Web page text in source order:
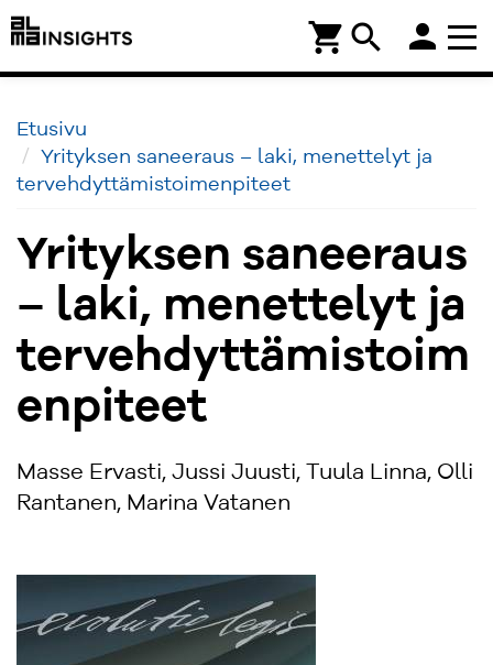
search
shopping_cart person
Etusivu
Yrityksen saneeraus – laki, menettelyt ja
tervehdyttämistoimenpiteet
Yrityksen saneeraus
– laki, menettelyt ja
tervehdyttämistoim
enpiteet
Masse Ervasti, Jussi Juusti, Tuula Linna, Olli
Rantanen, Marina Vatanen